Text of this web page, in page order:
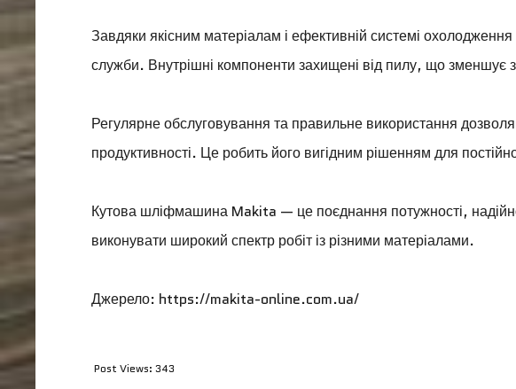
Завдяки якісним матеріалам і ефективній системі
служби. Внутрішні компоненти захищені від пилу, що зменшує
Регулярне обслуговування та правильне використання
продуктивності. Це робить його вигідним рішенням для
Кутова шліфмашина Makita — це поєднання потужності,
виконувати широкий спектр робіт із різними матеріалами.
Джерело: https://makita-online.com.ua/
Post Views: 343